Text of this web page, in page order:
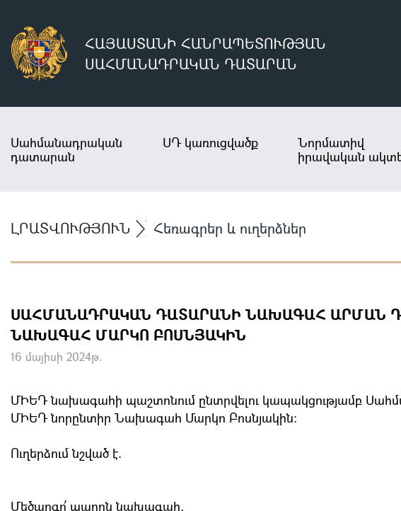
ՀԱՅԱՍՏԱՆԻ ՀԱՆՐԱՊԵՏՈՒԹՅԱՆ
ՍԱՀՄԱՆԱԴՐԱԿԱՆ ԴԱՏԱՐԱՆ
Սահմանադրական
դատարան
ՍԴ կառուցվածք
Նորմատիվ
իրավական
ԼՐԱՏՎՈՒԹՅՈՒՆ Հեռագրեր և ուղերձներ
ՍԱՀՄԱՆԱԴՐԱԿԱՆ ԴԱՏԱՐԱՆԻ ՆԱԽԱԳԱՀ ԱՐՄԱՆ
ՆԱԽԱԳԱՀ ՄԱՐԿՈ ԲՈՍՆՅԱԿԻՆ
16 մայիսի 2024թ.
ՄԻԵԴ նախագահի պաշտոնում ընտրվելու կապակցությամբ
ՄԻԵԴ նորընտիր Նախագահ Մարկո Բոսնյակին։
Ուղերձում նշված է.
Մեծարգո՛ պարոն նախագահ,